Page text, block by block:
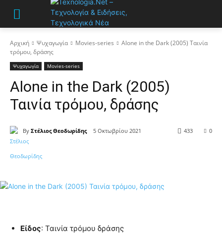
Αρχική Ψυχαγωγία Movies-series
Alone in the Dark (2005) Ταινία
τρόμου, δράσης
Ψυχαγωγία Movies-series
Alone in the Dark (2005)
Ταινία τρόμου, δράσης
By Στέλιος Θεοδωρίδης 5 Οκτωβρίου 2021 0
433
Είδος: Ταινία τρόμου δράσης